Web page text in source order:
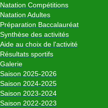
Natation Compétitions
Natation Adultes
Préparation Baccalauréat
Synthèse des activités
Aide au choix de l'activité
Résultats sportifs
Galerie
Saison 2025-2026
Saison 2024-2025
Saison 2023-2024
Saison 2022-2023